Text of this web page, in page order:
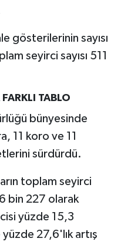
gösterilerinin sayısı
seyirci sayısı 511
TABLO
bünyesinde
11 koro ve 11
sürdürdü.
toplam seyirci
bin 227 olarak
yüzde 15,3
27,6'lık artış